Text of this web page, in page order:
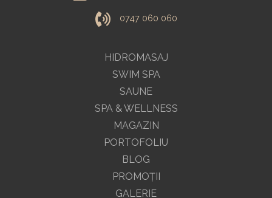
HIDROMASAJ
SWIM SPA
SAUNE
SPA & WELLNESS
MAGAZIN
0747 060 060
PORTOFOLIU
BLOG
PROMOŢII
GALERIE